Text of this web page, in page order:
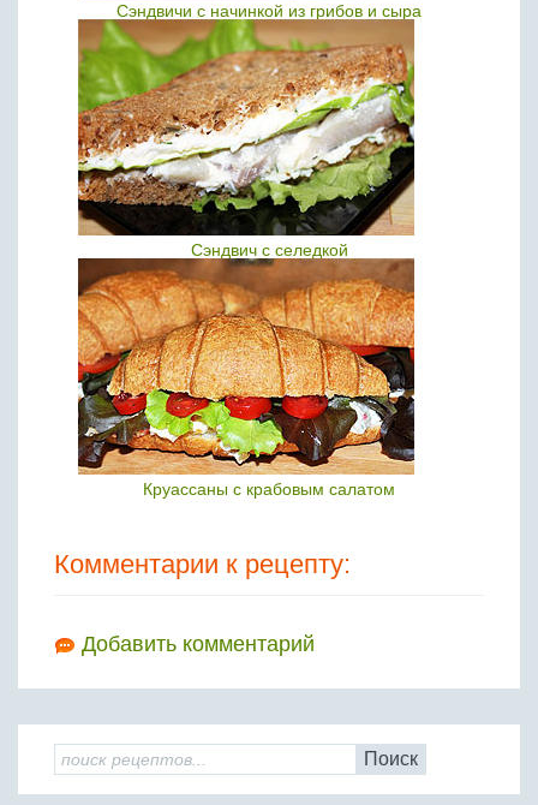
Сэндвичи с начинкой из грибов и сыра
Сэндвич с селедкой
Круассаны с крабовым салатом
Комментарии к рецепту:
Добавить комментарий
Поиск